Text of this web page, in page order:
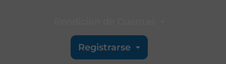
Registrarse